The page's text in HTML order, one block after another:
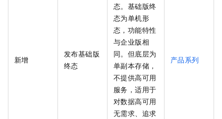
新增
发布基础版
终态
态。 基础版终
态为单机形
态，功能特性
与企业版相
同。但底层为
单副本存储，
不提供高可用
服务，适用于
对数据高可用
无需求、追求
产品系列